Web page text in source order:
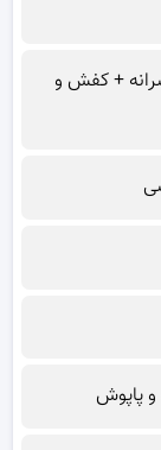
+ کفش و
پاپوش